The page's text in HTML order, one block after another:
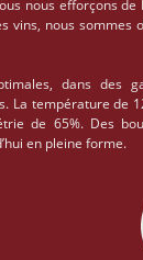
nous efforçons de
vins, nous sommes
dans des
La température de
de 65%. Des
en pleine forme.